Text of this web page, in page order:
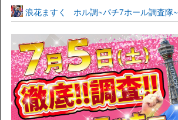
浪花ますく ホル調~パチ7ホール調査隊~